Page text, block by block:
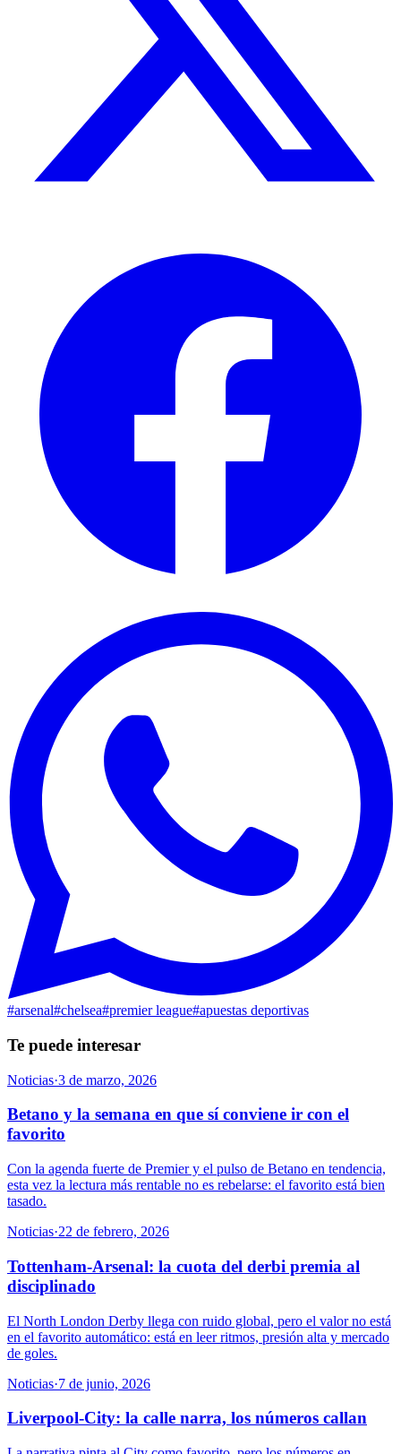
#arsenal#chelsea#premier league#apuestas deportivas
Te puede interesar
Noticias·3 de marzo, 2026
Betano y la semana en que sí conviene ir con el
favorito
Con la agenda fuerte de Premier y el pulso de Betano en tendencia,
esta vez la lectura más rentable no es rebelarse: el favorito está bien
tasado.
Noticias·22 de febrero, 2026
Tottenham-Arsenal: la cuota del derbi premia al
disciplinado
El North London Derby llega con ruido global, pero el valor no está
en el favorito automático: está en leer ritmos, presión alta y mercado
de goles.
Noticias·7 de junio, 2026
Liverpool-City: la calle narra, los números callan